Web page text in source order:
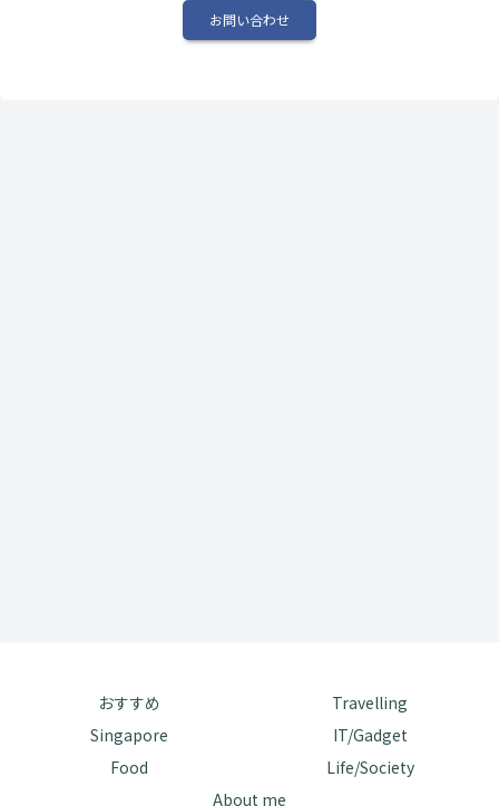
お問い合わせ
おすすめ
Travelling
Singapore
IT/Gadget
Food
Life/Society
About me